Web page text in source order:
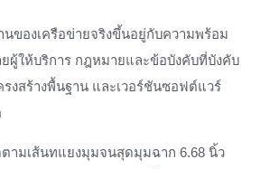
นของเครือข่ายจริงขึ้นอยู่กับความพร้อม
ยผู้ให้บริการ กฎหมายและข้อบังคับที่บังคับ
งสร้างพื้นฐาน และเวอร์ชันซอฟต์แวร์
ามเส้นทแยงมุมจนสุดมุมฉาก 6.68 นิ้ว